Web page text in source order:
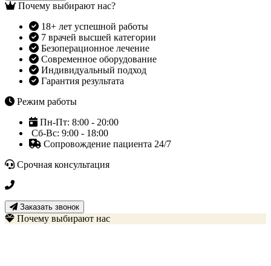
Почему выбирают нас?
18+ лет успешной работы
7 врачей высшей категории
Безоперационное лечение
Современное оборудование
Индивидуальный подход
Гарантия результата
Режим работы
Пн-Пт: 8:00 - 20:00
Сб-Вс: 9:00 - 18:00
Сопровождение пациента 24/7
Срочная консультация
Заказать звонок
Почему выбирают нас